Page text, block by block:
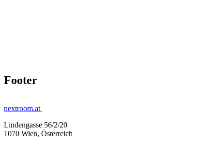
Footer
nextroom.at
Lindengasse 56/2/20
1070 Wien, Österreich